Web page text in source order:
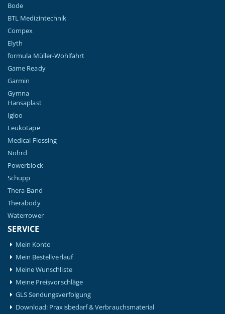
Bode
BTL Medizintechnik
Compex
Elyth
formula Müller-Wohlfahrt
Game Ready
Garmin
Gymna
Hansaplast
Igloo
Leukotape
Medical Flossing
Nohrd
Powerblock
Schupp
Thera-Band
Therabody
Waterrower
SERVICE
Mein Konto
Mein Bestellverlauf
Meine Wunschliste
Meine Preisvorschläge
GLS Sendungsverfolgung
Download: Praxisbedarf & Verbrauchsmaterial